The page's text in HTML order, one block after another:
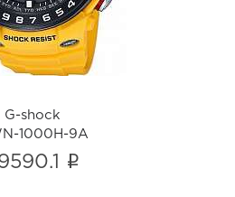
i
G-shock
1000H-9A
i